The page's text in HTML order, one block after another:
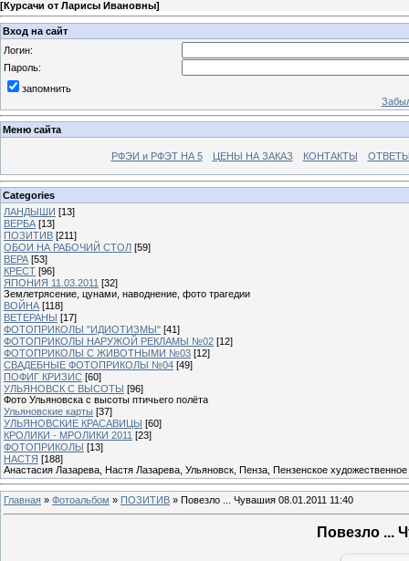
[Курсачи от Ларисы Ивановны]
Вход на сайт
Логин:
Пароль:
запомнить
Меню сайта
РФЭИ и РФЭТ НА 5 ЦЕНЫ НА ЗАКАЗ КОНТАКТЫ
Categories
ЛАНДЫШИ [13]
ВЕРБА [13]
ПОЗИТИВ [211]
ОБОИ НА РАБОЧИЙ СТОЛ [59]
ВЕРА [53]
КРЕСТ [96]
ЯПОНИЯ 11.03.2011 [32]
Землетрясение, цунами, наводнение, фото трагедии
ВОЙНА [118]
ВЕТЕРАНЫ [17]
ФОТОПРИКОЛЫ "ИДИОТИЗМЫ" [41]
ФОТОПРИКОЛЫ НАРУЖОЙ РЕКЛАМЫ №02 [12]
ФОТОПРИКОЛЫ С ЖИВОТНЫМИ №03 [12]
СВАДЕБНЫЕ ФОТОПРИКОЛЫ №04 [49]
ПОФИГ КРИЗИС [60]
УЛЬЯНОВСК С ВЫСОТЫ [96]
Фото Ульяновска с высоты птичьего полёта
Ульяновские карты [37]
УЛЬЯНОВСКИЕ КРАСАВИЦЫ [60]
КРОЛИКИ - МРОЛИКИ 2011 [23]
ФОТОПРИКОЛЫ [13]
НАСТЯ [188]
Анастасия Лазарева, Настя Лазарева, Ульяновск, Пенза, Пензенское
Главная » Фотоальбом » ПОЗИТИВ » Повезло ... Чувашия 08.01.2011 11:40
Повезло ...